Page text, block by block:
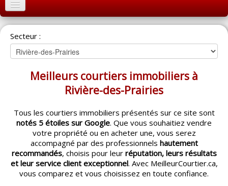
ACCUEIL
MONTRÉAL
QUÉBEC
LAVAL
CATÉGORIES▼
ACHETEUR / VENDEUR▼
ENTREPRENEURS▼
Secteur :
Meilleurs courtiers immobiliers à
Rivière-des-Prairies
Tous les courtiers immobiliers présentés sur ce site sont
notés 5 étoiles sur Google. Que vous souhaitiez vendre
votre propriété ou en acheter une, vous serez
accompagné par des professionnels hautement
recommandés, choisis pour leur réputation, leurs résultats
et leur service client exceptionnel. Avec MeilleurCourtier.ca,
vous comparez et vous choisissez en toute confiance.